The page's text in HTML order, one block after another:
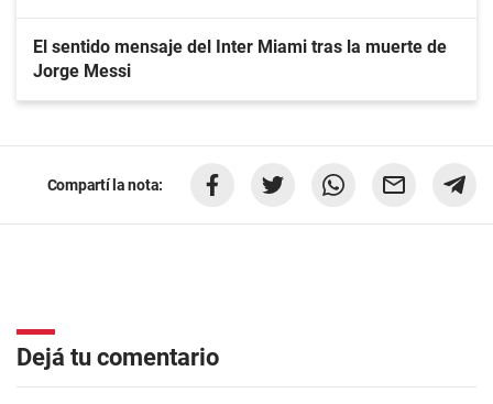
El sentido mensaje del Inter Miami tras la muerte de
Jorge Messi
Compartí la nota:
Dejá tu comentario